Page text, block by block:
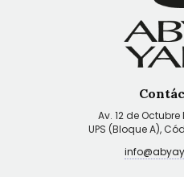
Av. 12 de
UPS (Bloque A),